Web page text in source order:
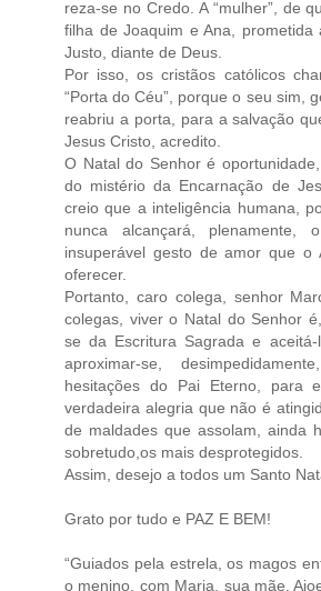
reza-se no Credo. A “mulher”, de
filha de Joaquim e Ana,
Justo, diante de Deus.
Por isso, os cristãos católicos
“Porta do Céu”, porque o seu sim,
reabriu a porta, para a salvação
Jesus Cristo, acredito.
O Natal do Senhor é
do mistério da Encarnação de
creio que a inteligência humana,
nunca alcançará, plenamente,
insuperável gesto de amor que o
oferecer.
Portanto, caro colega, senhor
colegas, viver o Natal do Senhor
se da Escritura Sagrada e
aproximar-se,
hesitações do Pai Eterno, para
verdadeira alegria que não é
de maldades que assolam, ainda
sobretudo,os mais desprotegidos.
Assim, desejo a todos um Santo
Grato por tudo e PAZ E BEM!
“Guiados pela estrela, os magos
o menino, com Maria, sua mãe.